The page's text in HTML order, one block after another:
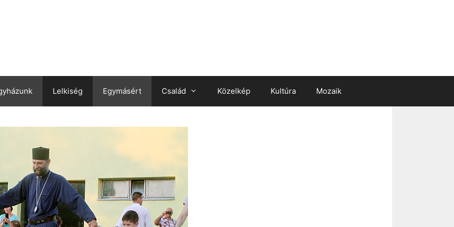
Lelkiség Egymásért Család Közelkép Kultúra Mozaik